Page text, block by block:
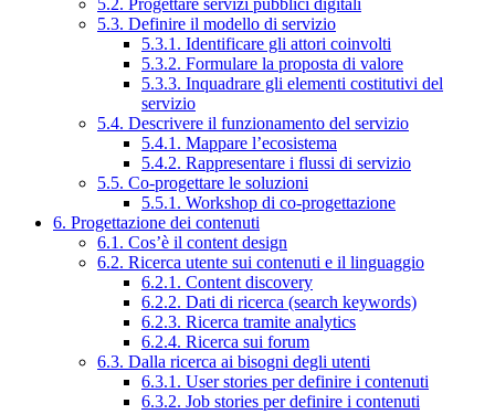
5.2. Progettare servizi pubblici digitali
5.3. Definire il modello di servizio
5.3.1. Identificare gli attori coinvolti
5.3.2. Formulare la proposta di valore
5.3.3. Inquadrare gli elementi costitutivi del
servizio
5.4. Descrivere il funzionamento del servizio
5.4.1. Mappare l’ecosistema
5.4.2. Rappresentare i flussi di servizio
5.5. Co-progettare le soluzioni
5.5.1. Workshop di co-progettazione
6. Progettazione dei contenuti
6.1. Cos’è il content design
6.2. Ricerca utente sui contenuti e il linguaggio
6.2.1. Content discovery
6.2.2. Dati di ricerca (search keywords)
6.2.3. Ricerca tramite analytics
6.2.4. Ricerca sui forum
6.3. Dalla ricerca ai bisogni degli utenti
6.3.1. User stories per definire i contenuti
6.3.2. Job stories per definire i contenuti